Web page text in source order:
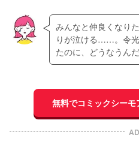
みんなと仲良くなり
りが泣ける……。令
たのに、どうなうんだ
無料でコミックシー
AD